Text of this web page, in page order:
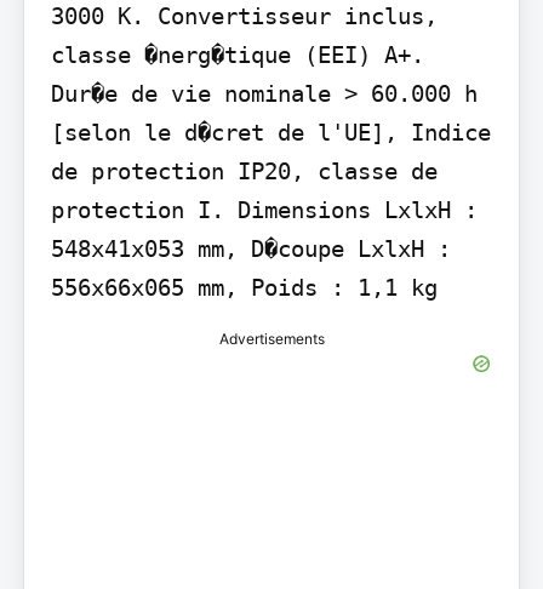
3000 K. Convertisseur inclus,
classe �nerg�tique (EEI) A+.
Dur�e de vie nominale > 60.000 h
[selon le d�cret de l'UE], Indice
de protection IP20, classe de
protection I. Dimensions LxlxH :
548x41x053 mm, D�coupe LxlxH :
556x66x065 mm, Poids : 1,1 kg
Advertisements